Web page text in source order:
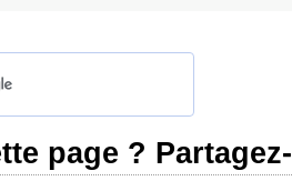
page ?